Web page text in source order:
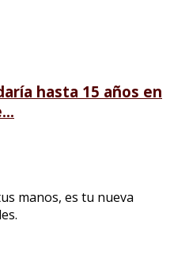
hasta 15 años en
manos, es tu nueva